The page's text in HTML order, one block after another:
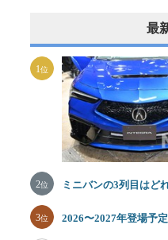
最
1位
2位 ミニバンの3列目はど
3位 2026〜2027年登場予